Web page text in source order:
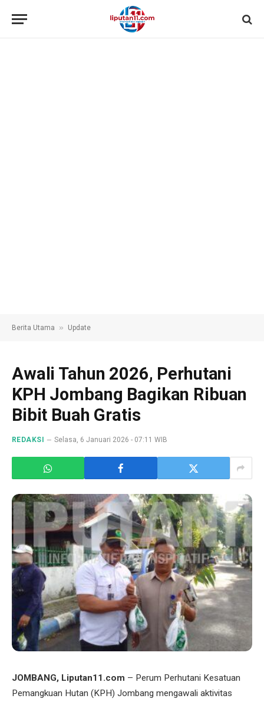
Berita Utama » Update
Awali Tahun 2026, Perhutani
KPH Jombang Bagikan Ribuan
Bibit Buah Gratis
REDAKSI Selasa, 6 Januari 2026 - 07:11 WIB
JOMBANG, Liputan11.com – Perum Perhutani Kesatuan
Pemangkuan Hutan (KPH) Jombang mengawali aktivitas